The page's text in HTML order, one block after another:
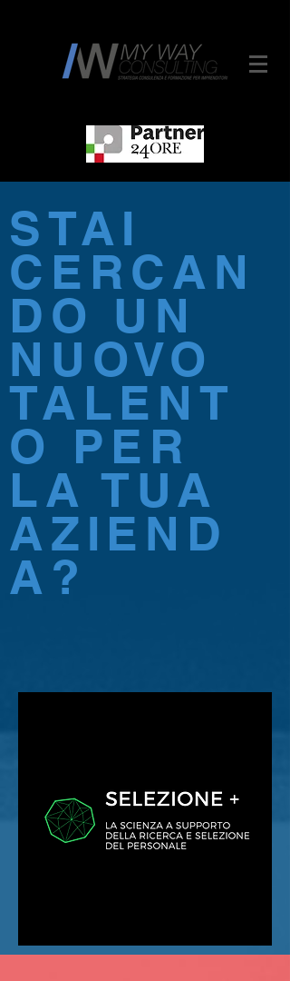
STAI
CERCAN
DO UN
NUOVO
TALENT
O PER
LA TUA
AZIEND
A?